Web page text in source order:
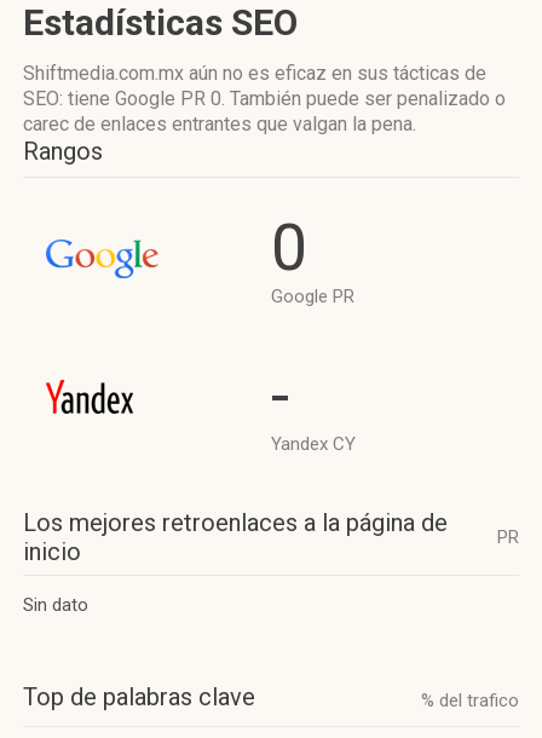
Estadísticas SEO
Shiftmedia.com.mx aún no es eficaz en sus tácticas de
SEO: tiene Google PR 0. También puede ser penalizado o
carec de enlaces entrantes que valgan la pena.
Rangos
0
Google PR
-
Yandex CY
Los mejores retroenlaces a la página de
inicio
PR
Sin dato
Top de palabras clave % del trafico